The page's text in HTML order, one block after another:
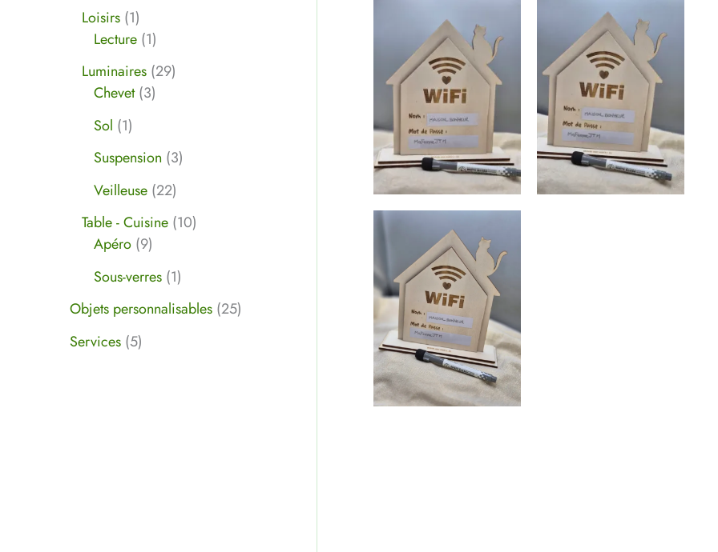
Loisirs 1
Lecture 1
Luminaires 29
Chevet 3
Sol 1
Suspension 3
Veilleuse 22
Table - Cuisine 10
Apéro 9
Sous-verres 1
Objets personnalisables 25
Services 5